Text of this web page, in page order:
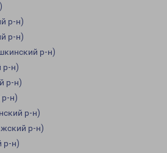
р-н)
р-н)
р-н)
р-н)
р-н)
р-н)
р-н)
р-н)
р-н)